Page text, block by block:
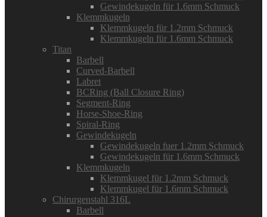
Gewindekugeln für 1.6mm Schmuck
Klemmkugeln
Klemmkugeln für 1.2mm Schmuck
Klemmkugeln für 1.6mm Schmuck
Titan
Barbell
Curved-Barbell
Labret
BCRing (Ball Closure Ring)
Segment-Ring
Horse-Shoe-Ring
Spiral-Ring
Gewindekugeln
Gewindekugeln fuer 1.2mm Schmuck
Gewindekugeln für 1.6mm Schmuck
Klemmkugeln
Klemmkugel für 1.2mm Schmuck
Klemmkugel für 1.6mm Schmuck
Chirurgenstahl 316L
Barbell